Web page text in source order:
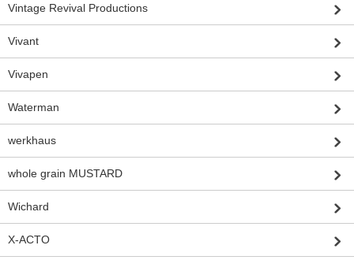
Vintage Revival Productions
Vivant
Vivapen
Waterman
werkhaus
whole grain MUSTARD
Wichard
X-ACTO